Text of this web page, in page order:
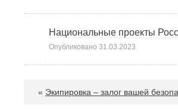
Национальные проекты
Опубликовано 31.03.2023
« Экипировка – залог вашей